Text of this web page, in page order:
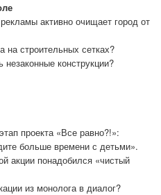
активно очищает город от
строительных сетках?
конструкции?
проекта «Все равно?!»:
больше времени с детьми».
акции понадобился «чистый
из монолога в диалог?